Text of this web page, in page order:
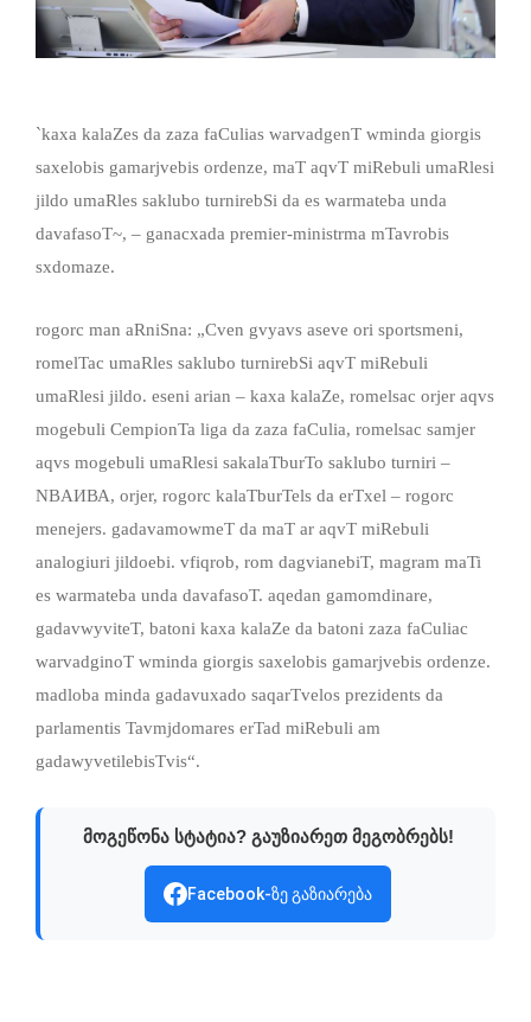
`kaxa kalaZes da zaza faCulias warvadgenT wminda giorgis
saxelobis gamarjvebis ordenze, maT aqvT miRebuli umaRlesi
jildo umaRles saklubo turnirebSi da es warmateba unda
davafasoT~, – ganacxada premier-ministrma mTavrobis
sxdomaze.
rogorc man aRniSna: „Cven gvyavs aseve ori sportsmeni,
romelTac umaRles saklubo turnirebSi aqvT miRebuli
umaRlesi jildo. eseni arian – kaxa kalaZe, romelsac orjer aqvs
mogebuli CempionTa liga da zaza faCulia, romelsac samjer
aqvs mogebuli umaRlesi sakalaTburTo saklubo turniri –
NBAИВА, orjer, rogorc kalaTburTels da erTxel – rogorc
menejers. gadavamowmeT da maT ar aqvT miRebuli
analogiuri jildoebi. vfiqrob, rom dagvianebiT, magram maTi
es warmateba unda davafasoT. aqedan gamomdinare,
gadavwyviteT, batoni kaxa kalaZe da batoni zaza faCuliac
warvadginoT wminda giorgis saxelobis gamarjvebis ordenze.
madloba minda gadavuxado saqarTvelos prezidents da
parlamentis Tavmjdomares erTad miRebuli am
gadawyvetilebisTvis“.
მოგეწონა სტატია? გაუზიარეთ მეგობრებს!
Facebook-ზე გაზიარება